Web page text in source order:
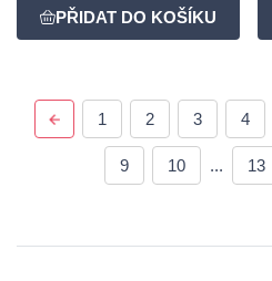
1 2 3 4
9 10 ... 13